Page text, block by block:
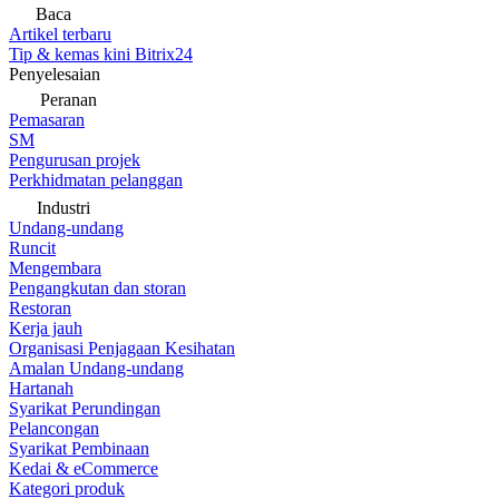
Baca
Artikel terbaru
Tip & kemas kini Bitrix24
Penyelesaian
Peranan
Pemasaran
SM
Pengurusan projek
Perkhidmatan pelanggan
Industri
Undang-undang
Runcit
Mengembara
Pengangkutan dan storan
Restoran
Kerja jauh
Organisasi Penjagaan Kesihatan
Amalan Undang-undang
Hartanah
Syarikat Perundingan
Pelancongan
Syarikat Pembinaan
Kedai & eCommerce
Kategori produk